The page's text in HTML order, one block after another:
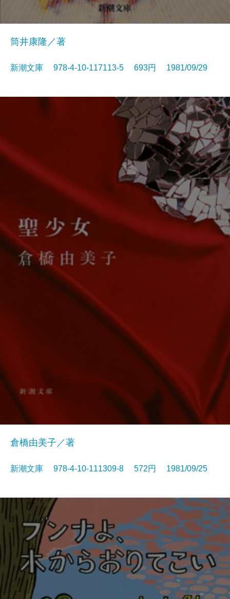
筒井康隆／著
新潮文庫 978-4-10-117113-5 693円 1981/09/29
倉橋由美子／著
新潮文庫 978-4-10-111309-8 572円 1981/09/25